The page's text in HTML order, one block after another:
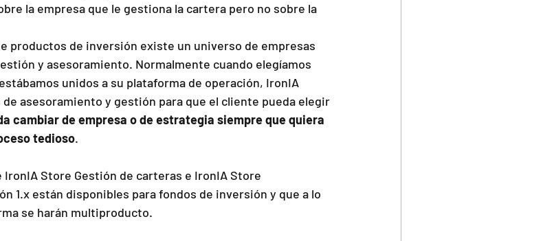
la empresa que le gestiona la cartera pero no sobre la
productos de inversión existe un universo de empresas
y asesoramiento. Normalmente cuando elegíamos
unidos a su plataforma de operación, IronIA
asesoramiento y gestión para que el cliente pueda elegir
cambiar de empresa o de estrategia siempre que quiera
tedioso.
Store Gestión de carteras e IronIA Store
1.x están disponibles para fondos de inversión y que a lo
se harán multiproducto.